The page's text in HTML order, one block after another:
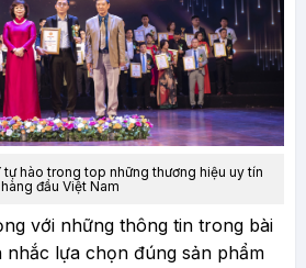
hào trong top những thương hiệu uy tín
hàng đầu Việt Nam
với những thông tin trong bài
nhắc lựa chọn đúng sản phẩm